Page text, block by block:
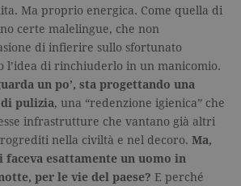
Ma proprio energica. Come quella di
certe malelingue, che non
di infierire sullo sfortunato
l’idea di rinchiuderlo in un manicomio.
un po’, sta progettando una
di pulizia, una “redenzione igienica” che
infrastrutture che vantano già altri
nella civiltà e nel decoro. Ma,
faceva esattamente un uomo in
per le vie del paese? E perché